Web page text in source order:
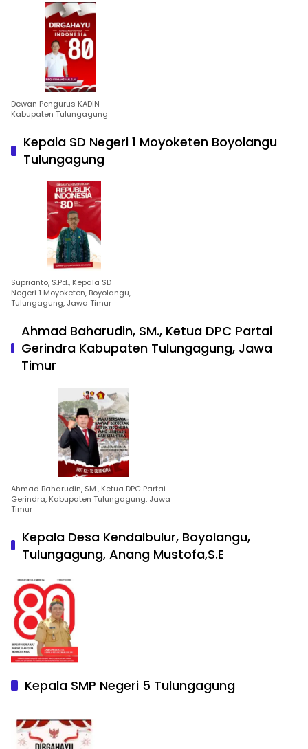
Dewan Pengurus KADIN
Kabupaten Tulungagung
Kepala SD Negeri 1 Moyoketen Boyolangu
Tulungagung
Suprianto, S.Pd., Kepala SD
Negeri 1 Moyoketen, Boyolangu,
Tulungagung, Jawa Timur
Ahmad Baharudin, SM., Ketua DPC Partai
Gerindra Kabupaten Tulungagung, Jawa
Timur
Ahmad Baharudin, SM., Ketua DPC Partai
Gerindra, Kabupaten Tulungagung, Jawa
Timur
Kepala Desa Kendalbulur, Boyolangu,
Tulungagung, Anang Mustofa,S.E
Kepala SMP Negeri 5 Tulungagung